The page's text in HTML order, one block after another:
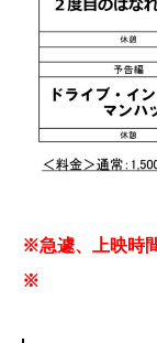
※急遽、上映時
※